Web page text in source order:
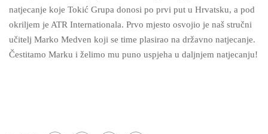
natjecanje koje Tokić Grupa donosi po prvi put u Hrvatsku, a pod
okriljem je ATR Internationala. Prvo mjesto osvojio je naš stručni
učitelj Marko Medven koji se time plasirao na državno natjecanje.
Čestitamo Marku i želimo mu puno uspjeha u daljnjem natjecanju!